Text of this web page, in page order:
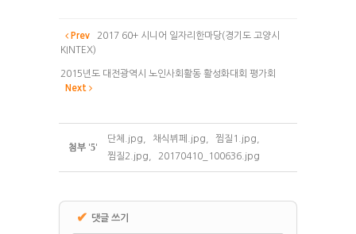
Prev
2017 60+ 시니어 일자리한마당(경기도 고양시
KINTEX)
2015년도 대전광역시 노인사회활동 활성화대회 평가회
Next
첨부 '5'
단체.jpg 채식뷔페.jpg 찜질1.jpg
찜질2.jpg
20170410_100636.jpg
✔ 댓글 쓰기